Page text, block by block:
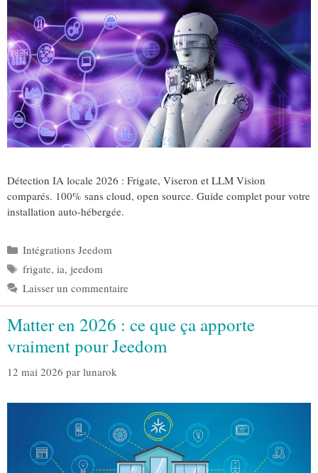
Détection IA locale 2026 : Frigate, Viseron et LLM Vision
comparés. 100% sans cloud, open source. Guide complet pour votre
installation auto-hébergée.
Catégories
Intégrations Jeedom
Étiquettes
frigate, ia, jeedom
Laisser un commentaire
Matter en 2026 : ce que ça apporte
vraiment pour Jeedom
12 mai 2026 par lunarok